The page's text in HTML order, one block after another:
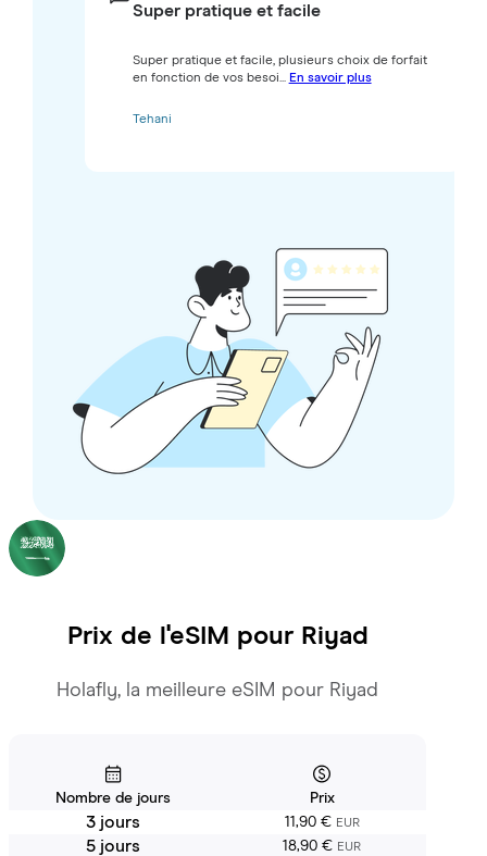
Super pratique et facile
Super pratique et facile, plusieurs choix de forfait
en fonction de vos besoi... En savoir plus
Tehani
Prix de l'eSIM pour Riyad
Holafly, la meilleure eSIM pour Riyad
Nombre de jours Prix
3 jours 11,90 € EUR
5 jours 18,90 € EUR